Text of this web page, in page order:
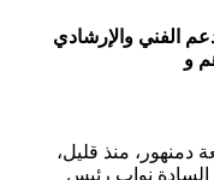
الفني والإرشادي
و
دمنهور، منذ قليل،
السادة نواب رئيس